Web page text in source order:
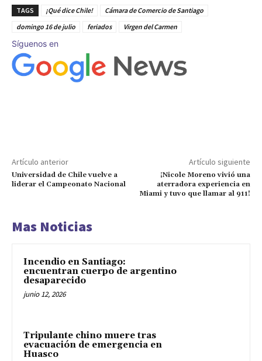
TAGS ¡Qué dice Chile!
Cámara de Comercio de Santiago
domingo 16 de julio
feriados Virgen del Carmen
Síguenos en
Artículo anterior
Universidad de Chile vuelve a
liderar el Campeonato Nacional
Artículo siguiente
¡Nicole Moreno vivió una
aterradora experiencia en
Miami y tuvo que llamar al 911!
Mas Noticias
Incendio en Santiago:
encuentran cuerpo de argentino
desaparecido
junio 12, 2026
Tripulante chino muere tras
evacuación de emergencia en
Huasco